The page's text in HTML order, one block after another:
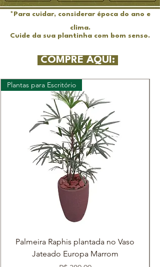
*Para cuidar, considerar época do ano e
clima.
Cuide da sua plantinha com bom senso.
COMPRE AQUI:
Plantas para Escritório
Palmeira Raphis plantada no Vaso
Jateado Europa Marrom